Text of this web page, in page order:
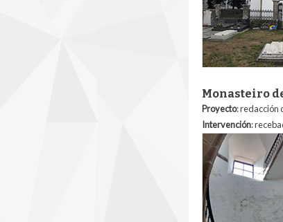
Monasteiro
Proyecto: redacción
Intervención: